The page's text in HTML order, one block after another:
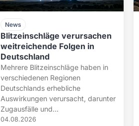
News
Blitzeinschläge verursachen
weitreichende Folgen in
Deutschland
Mehrere Blitzeinschläge haben in
verschiedenen Regionen
Deutschlands erhebliche
Auswirkungen verursacht, darunter
Zugausfälle und...
04.08.2026